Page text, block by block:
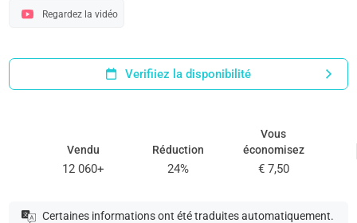
Regardez la vidéo
Verifiiez la disponibilité
Vendu
12 060+
Réduction
24%
Vous
économisez
€ 7,50
Certaines informations ont été traduites automatiquement.